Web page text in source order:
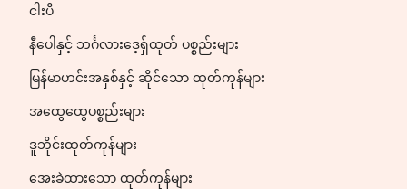
ငါးပိ
နီပေါနှင့် ဘင်္ဂလားဒေ့ရှ်ထုတ် ပစ္စည်းများ
မြန်မာဟင်းအနှစ်နှင့် ဆိုင်သော ထုတ်ကုန်များ
အထွေထွေပစ္စည်းများ
ဒူဘိုင်းထုတ်ကုန်များ
အေးခဲထားသော ထုတ်ကုန်များ